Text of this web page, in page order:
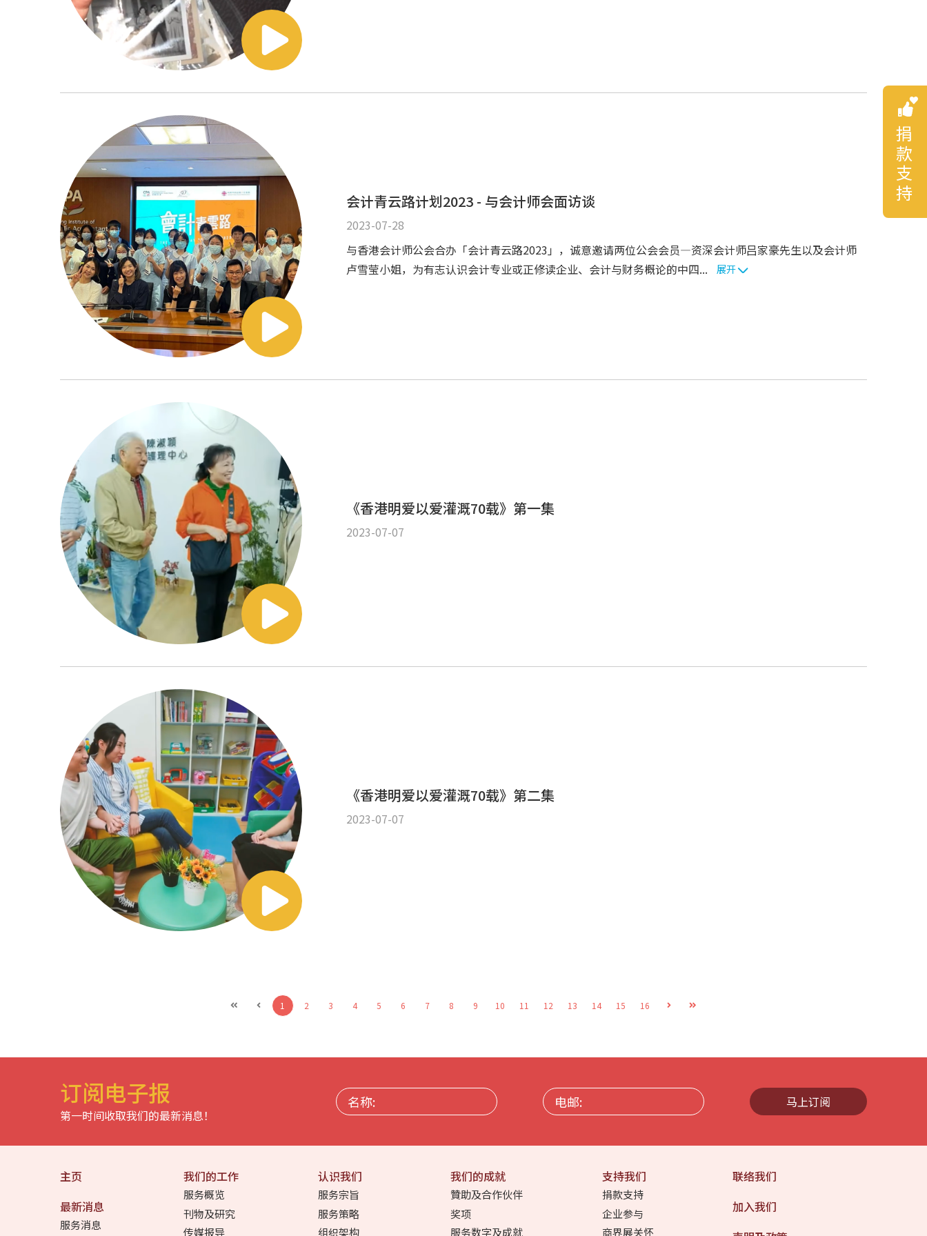
会计青云路计划2023 - 与会计师会面访谈
2023-07-28
与香港会计师公会合办「会计青云路2023」，诚意邀请两位公会会员—资深会计师吕家豪先生以及会计师
卢雪莹小姐，为有志认识会计专业或正修读企业、会计与财务概论的中四...
展开
《香港明爱以爱灌溉70载》第一集
2023-07-07
《香港明爱以爱灌溉70载》第二集
2023-07-07
1 2 3 4 5 6 7 8 9 10 11 12 13 14 15 16
订阅电子报
第一时间收取我们的最新消息！
名
称:
电
邮:
马上订阅
主页
最新消息
服务消息
我们的工作
服务概览
刊物及研究
传媒报导
认识我们
服务宗旨
服务策略
组织架构
我们的成就
贊助及合作伙伴
奖项
服务数字及成就
支持我们
捐款支持
企业参与
商界展关怀
联络我们
加入我们
捐款支持